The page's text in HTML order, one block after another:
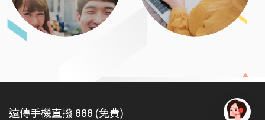
遠傳手機直撥 888 (免費)